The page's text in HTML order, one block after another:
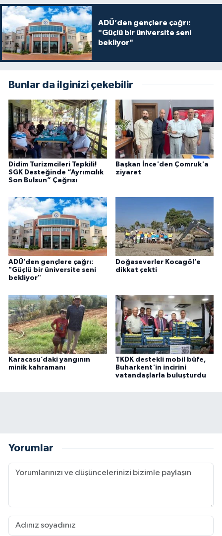
ADÜ’den gençlere çağrı:
"Güçlü bir üniversite seni
bekliyor"
Bunlar da ilginizi çekebilir
Didim Turizmcileri Tepkili!
SGK Desteğinde “Ayrımcılık
Son Bulsun” Çağrısı
Başkan İnce'den Çomruk'a
ziyaret
ADÜ’den gençlere çağrı:
"Güçlü bir üniversite seni
bekliyor"
Doğaseverler Kocagöl’e
dikkat çekti
Karacasu’daki yangının
minik kahramanı
TKDK destekli mobil büfe,
Buharkent'in incirini
vatandaşlarla buluşturdu
Yorumlar